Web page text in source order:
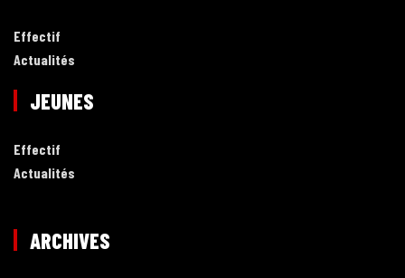
Effectif
Actualités
JEUNES
Effectif
Actualités
ARCHIVES